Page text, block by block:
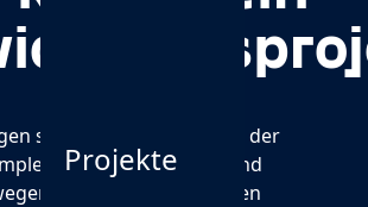
Projekte
stark vom Umfang und der
ab. Workshops und
sich meist im kleineren